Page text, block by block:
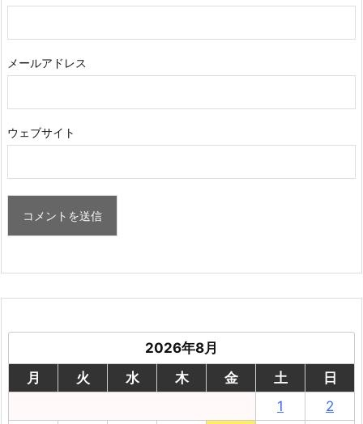
メールアドレス
ウェブサイト
2026年8月
月
火 水 木 金 土
日
1
2